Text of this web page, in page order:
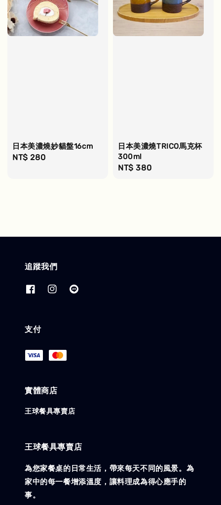
日本美濃燒妙貓盤16cm
Regular
NT$ 280
日本美濃燒TRICO馬克杯
300ml
Regular
NT$ 380
追蹤我們
支付
實體商店
王球餐具專賣店
王球餐具專賣店
為您家餐桌的日常生活，帶來每天不同的風景。為
家中的每一餐增添溫度，讓料理成為得心應手的
事。